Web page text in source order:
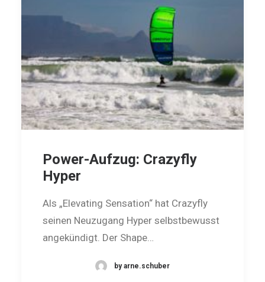
Power-Aufzug: Crazyfly
Hyper
Als „Elevating Sensation“ hat Crazyfly
seinen Neuzugang Hyper selbstbewusst
angekündigt. Der Shape…
by arne.schuber